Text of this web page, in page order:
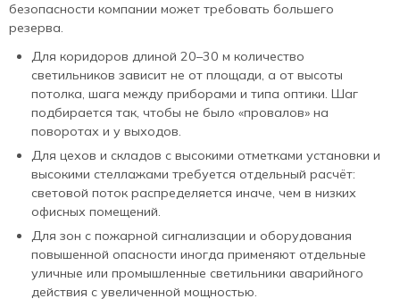
безопасности компании может требовать большего
резерва.
Для коридоров длиной 20–30 м количество
светильников зависит не от площади, а от высоты
потолка, шага между приборами и типа оптики. Шаг
подбирается так, чтобы не было «провалов» на
поворотах и у выходов.
Для цехов и складов с высокими отметками установки и
высокими стеллажами требуется отдельный расчёт:
световой поток распределяется иначе, чем в низких
офисных помещений.
Для зон с пожарной сигнализации и оборудования
повышенной опасности иногда применяют отдельные
уличные или промышленные светильники аварийного
действия с увеличенной мощностью.